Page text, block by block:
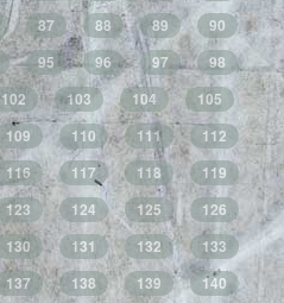
87 88 89
90
95 96 97
98
102 103 104
105
109 110 111
112
116 117 118
119
123 124 125
126
130 131 132
133
137 138 139
140